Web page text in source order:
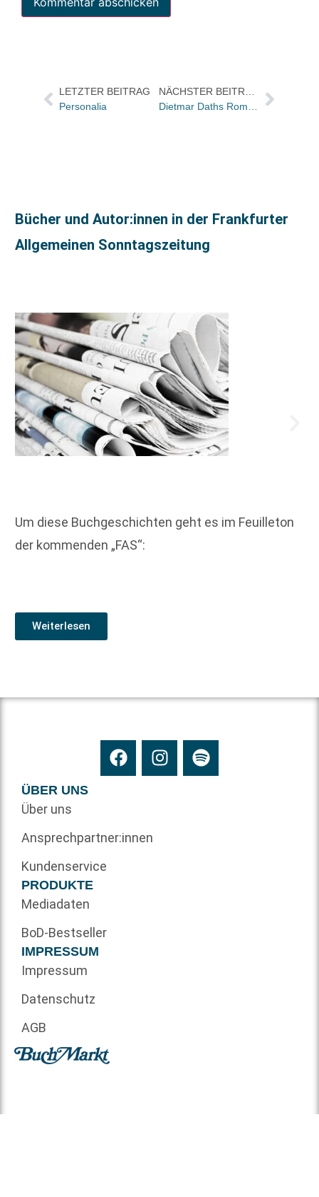
LETZTER BEITRAG
Personalia
Bücher und Autor:innen in der Frankfurter
Allgemeinen Sonntagszeitung
Um diese Buchgeschichten geht es im Feuilleton
der kommenden „FAS“:
Weiterlesen
ÜBER UNS
Über uns
Ansprechpartner:innen
Kundenservice
PRODUKTE
Mediadaten
BoD-Bestseller
IMPRESSUM
Impressum
Datenschutz
AGB